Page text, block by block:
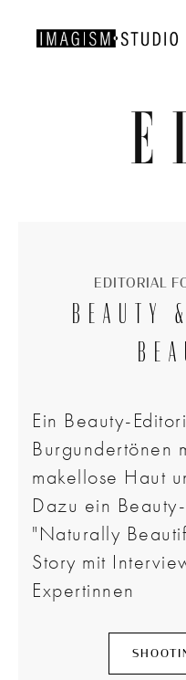
EDITORIAL
BEAUTY
Ein Beauty-
Burgundertönen
makellose Haut
Dazu ein
"Naturally
Story mit
Expertinnen